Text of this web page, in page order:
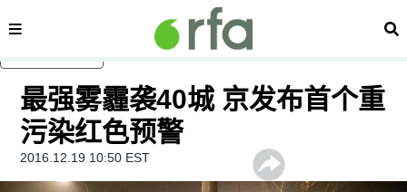
内容分类 搜
最强雾霾袭40城 京发布首个重
污染红色预警
2016.12.19 10:50 EST